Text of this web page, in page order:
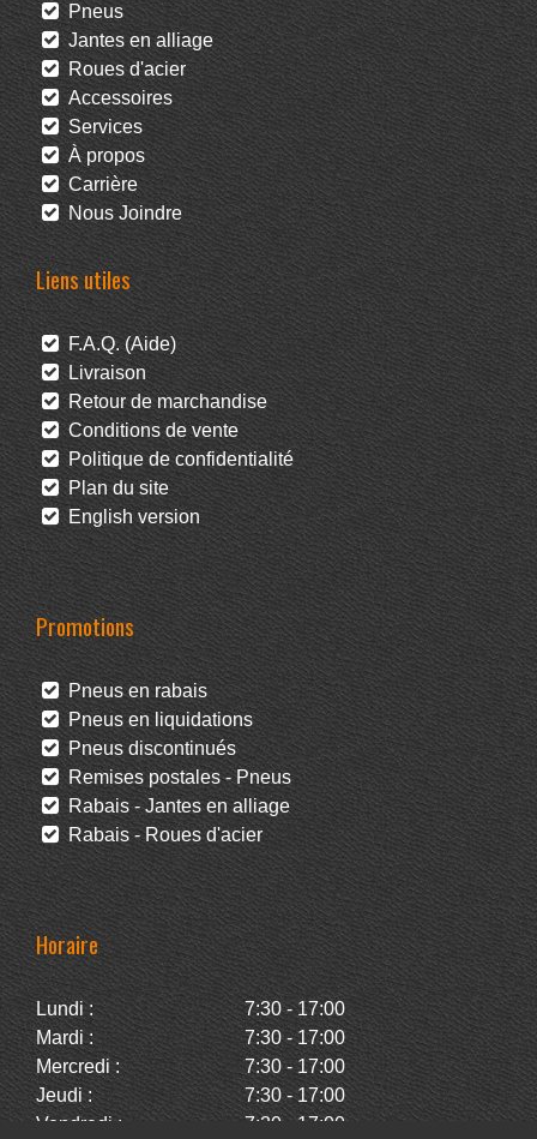
Pneus
Jantes en alliage
Roues d'acier
Accessoires
Services
À propos
Carrière
Nous Joindre
Liens utiles
F.A.Q. (Aide)
Livraison
Retour de marchandise
Conditions de vente
Politique de confidentialité
Plan du site
English version
Promotions
Pneus en rabais
Pneus en liquidations
Pneus discontinués
Remises postales - Pneus
Rabais - Jantes en alliage
Rabais - Roues d'acier
Horaire
Lundi :
7:30 - 17:00
Mardi :
7:30 - 17:00
Mercredi :
7:30 - 17:00
Jeudi :
7:30 - 17:00
Vendredi :
7:30 - 17:00